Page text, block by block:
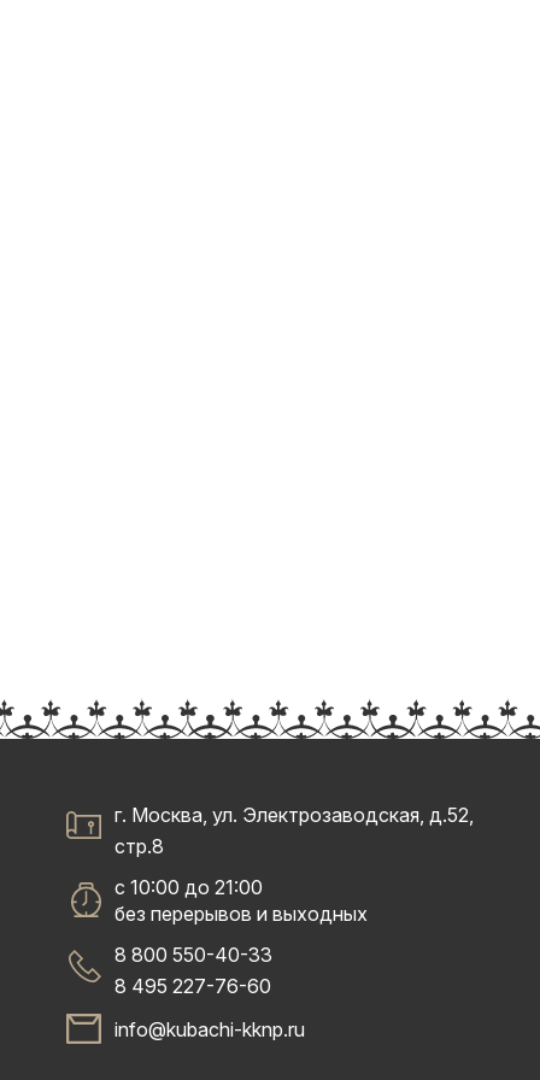
г. Москва, ул. Электрозаводская, д.52,
стр.8
с 10:00 до 21:00
без перерывов и выходных
8 800 550-40-33
8 495 227-76-60
info@kubachi-kknp.ru